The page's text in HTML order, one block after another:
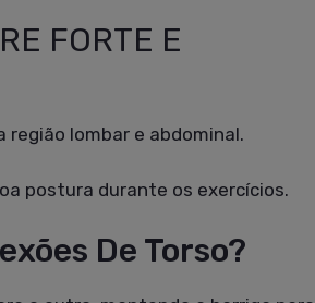
FORTE E
lombar e abdominal.
postura durante os exercícios.
De Torso?